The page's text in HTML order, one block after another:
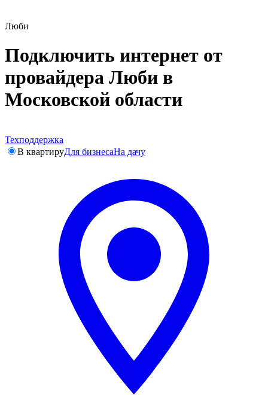
Люби
Подключить интернет от
провайдера Люби в
Московской области
Техподдержка
В квартируДля бизнесаНа дачу